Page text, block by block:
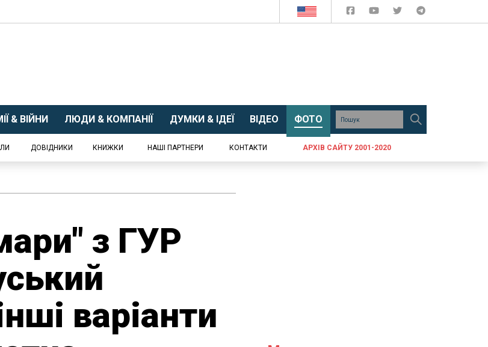
& ВІЙНИ ЛЮДИ & КОМПАНІЇ ДУМКИ & ІДЕЇ ВІДЕО ФОТО
ДОВІДНИКИ КНИЖКИ НАШІ ПАРТНЕРИ КОНТАКТИ АРХІВ САЙТУ 2001-2020
з ГУР
варіанти